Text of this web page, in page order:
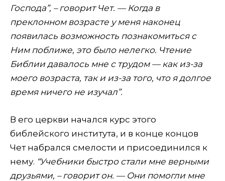
Господа”, – говорит Чет. — Когда в
преклонном возрасте у меня наконец
появилась возможность познакомиться с
Ним поближе, это было нелегко. Чтение
Библии давалось мне с трудом — как из-за
моего возраста, так и из-за того, что я долгое
время ничего не изучал”.
В его церкви начался курс этого
библейского института, и в конце концов
Чет набрался смелости и присоединился к
нему. “Учебники быстро стали мне верными
друзьями, – говорит он. — Они помогли мне